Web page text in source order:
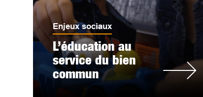
Enjeux sociaux
L’éducation au
service du bien
commun